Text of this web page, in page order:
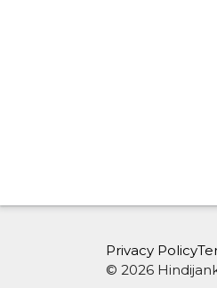
© 2026
Privacy Policy